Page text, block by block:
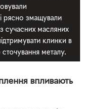
рясно змащували
масляних
клинки в
сточування металу.
впливають